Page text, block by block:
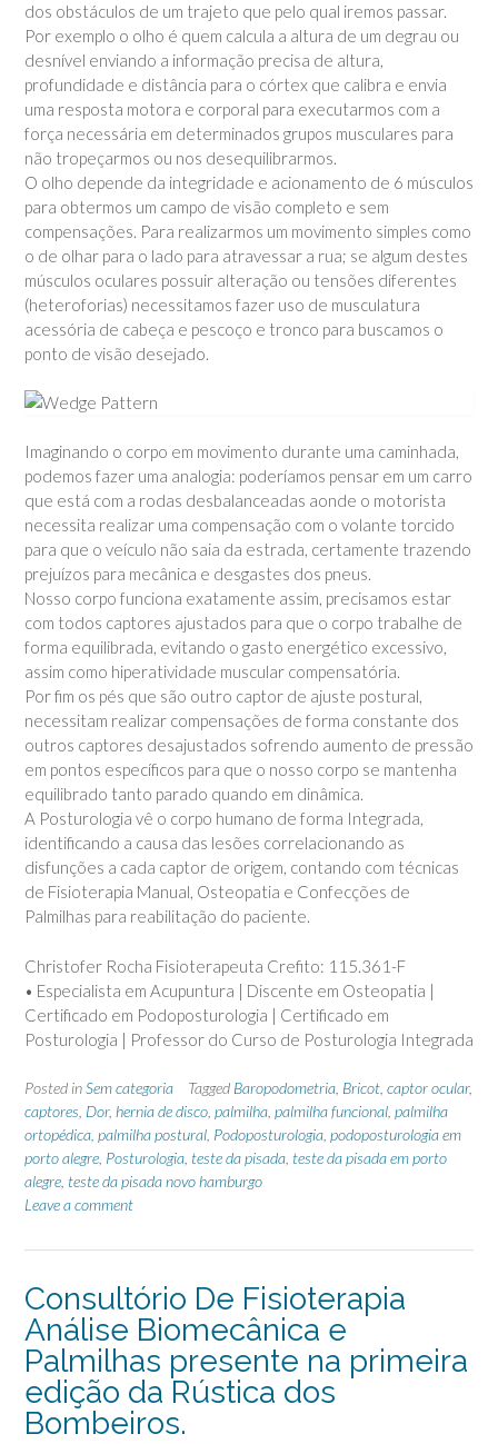
dos obstáculos de um trajeto que pelo qual iremos passar.
Por exemplo o olho é quem calcula a altura de um degrau ou
desnível enviando a informação precisa de altura,
profundidade e distância para o córtex que calibra e envia
uma resposta motora e corporal para executarmos com a
força necessária em determinados grupos musculares para
não tropeçarmos ou nos desequilibrarmos.
O olho depende da integridade e acionamento de 6 músculos
para obtermos um campo de visão completo e sem
compensações. Para realizarmos um movimento simples como
o de olhar para o lado para atravessar a rua; se algum destes
músculos oculares possuir alteração ou tensões diferentes
(heteroforias) necessitamos fazer uso de musculatura
acessória de cabeça e pescoço e tronco para buscamos o
ponto de visão desejado.
Imaginando o corpo em movimento durante uma caminhada,
podemos fazer uma analogia: poderíamos pensar em um carro
que está com a rodas desbalanceadas aonde o motorista
necessita realizar uma compensação com o volante torcido
para que o veículo não saia da estrada, certamente trazendo
prejuízos para mecânica e desgastes dos pneus.
Nosso corpo funciona exatamente assim, precisamos estar
com todos captores ajustados para que o corpo trabalhe de
forma equilibrada, evitando o gasto energético excessivo,
assim como hiperatividade muscular compensatória.
Por fim os pés que são outro captor de ajuste postural,
necessitam realizar compensações de forma constante dos
outros captores desajustados sofrendo aumento de pressão
em pontos específicos para que o nosso corpo se mantenha
equilibrado tanto parado quando em dinâmica.
A Posturologia vê o corpo humano de forma Integrada,
identificando a causa das lesões correlacionando as
disfunções a cada captor de origem, contando com técnicas
de Fisioterapia Manual, Osteopatia e Confecções de
Palmilhas para reabilitação do paciente.
Christofer Rocha Fisioterapeuta Crefito: 115.361-F
• Especialista em Acupuntura | Discente em Osteopatia |
Certificado em Podoposturologia | Certificado em
Posturologia | Professor do Curso de Posturologia Integrada
Posted inSem categoria Tagged Baropodometria Bricot captor ocular,
captores Dor, hernia de disco palmilha palmilha funcional palmilha
ortopédica palmilha postural Podoposturologia podoposturologia em
porto alegre Posturologia teste da pisada teste da pisada em porto
alegre teste da pisada novo hamburgo
Leave a comment
Consultório De Fisioterapia
Análise Biomecânica e
Palmilhas presente na primeira
edição da Rústica dos
Bombeiros.